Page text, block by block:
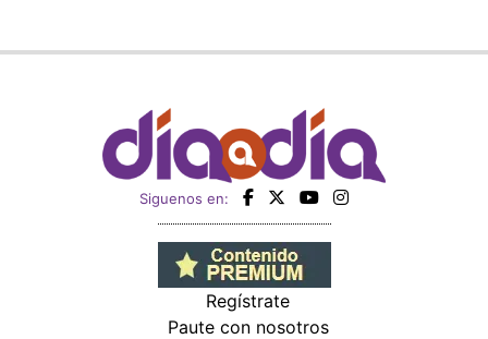
Siguenos en:
Regístrate
Paute con nosotros